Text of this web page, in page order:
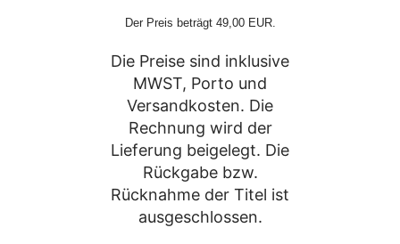
Der Preis beträgt 49,00 EUR.
Die Preise sind inklusive
MWST, Porto und
Versandkosten. Die
Rechnung wird der
Lieferung beigelegt. Die
Rückgabe bzw.
Rücknahme der Titel ist
ausgeschlossen.